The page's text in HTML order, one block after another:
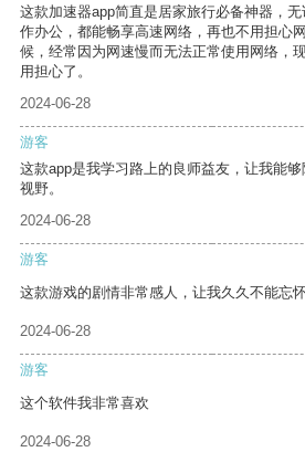
这款加速器app简直是居家旅行必备神器，
作办公，都能畅享高速网络，再也不用担心
候，经常因为网速慢而无法正常使用网络，
用担心了。
2024-06-28
游客
这款app是我学习路上的良师益友，让我能
视野。
2024-06-28
游客
这款游戏的剧情非常感人，让我久久不能忘怀
2024-06-28
游客
这个软件我非常喜欢
2024-06-28